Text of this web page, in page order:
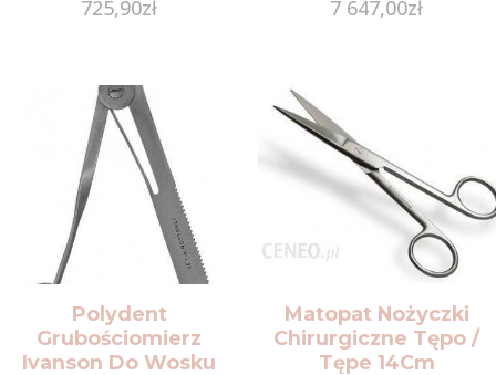
725,90zł 7 647,00zł
Polydent
Grubościomierz
Ivanson Do Wosku
Matopat Nożyczki
Chirurgiczne Tępo /
Tępe 14Cm